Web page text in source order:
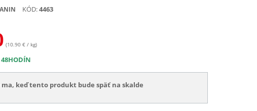
KÓD:4463
(10.90 € / kg)
48HODÍN
keď tento produkt bude späť na skalde